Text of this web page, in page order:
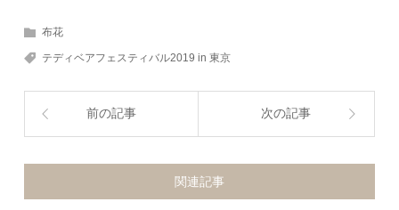
布花
テディベアフェスティバル2019 in 東京
前の記事 次の記事
関連記事